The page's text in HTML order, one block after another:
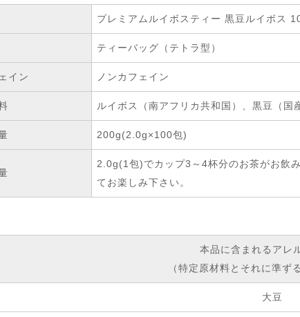
プレミアムルイボスティー 黒豆ルイボス
ティーバッグ（テトラ型）
イン ノンカフェイン
ルイボス（南アフリカ共和国）、黒豆（国
200g(2.0g×100包)
2.0g(1包)でカップ3～4杯分のお茶がお飲
てお楽しみ下さい。
本品に含まれるアレ
（特定原材料とそれに準ず
大豆